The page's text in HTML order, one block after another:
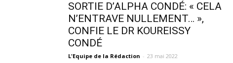
SORTIE D’ALPHA CONDÉ: « CELA
N’ENTRAVE NULLEMENT… »,
CONFIE LE DR KOUREISSY
CONDÉ
L'Equipe de la Rédaction - 23 mai 2022